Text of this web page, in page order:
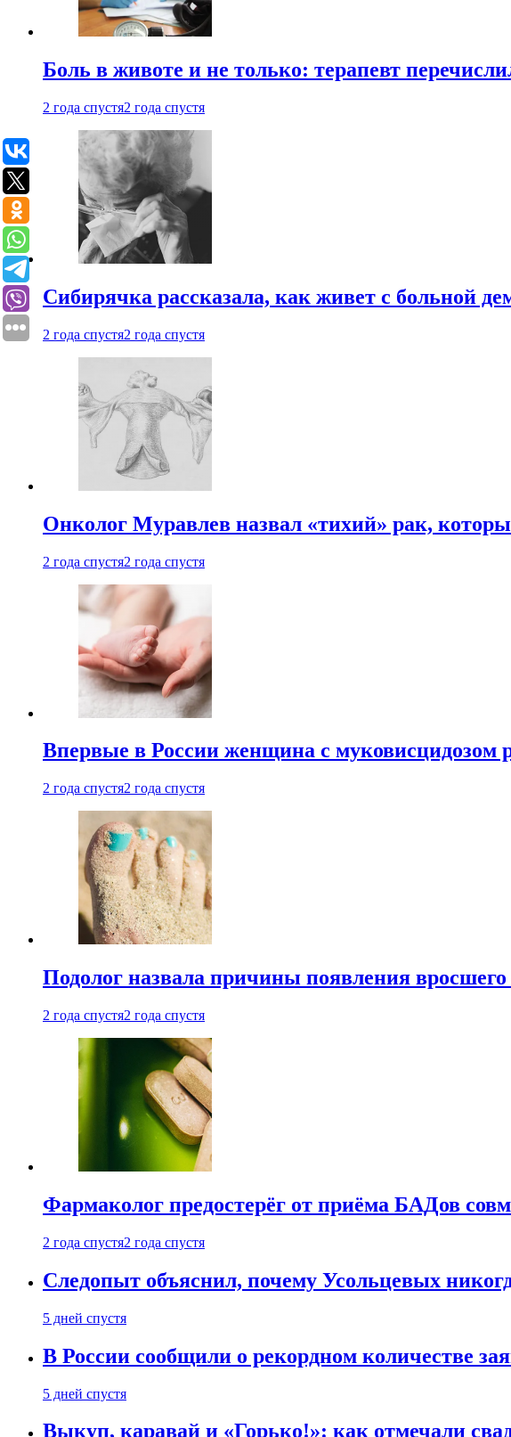
Боль в животе и не только: терапевт
2 года спустя2 года спустя
Сибирячка рассказала, как живет с больной
2 года спустя2 года спустя
Онколог Муравлев назвал «тихий» рак,
2 года спустя2 года спустя
Впервые в России женщина с муковисцидозом
2 года спустя2 года спустя
Подолог назвала причины появления вросшего
2 года спустя2 года спустя
Фармаколог предостерёг от приёма БАДов
2 года спустя2 года спустя
Следопыт объяснил, почему Усольцевых
5 дней спустя
В России сообщили о рекордном количестве
5 дней спустя
Выкуп, каравай и «Горько!»: как отмечали